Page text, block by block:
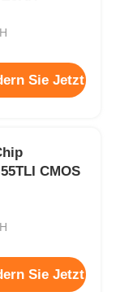
Sie Jetzt
CMOS
Sie Jetzt